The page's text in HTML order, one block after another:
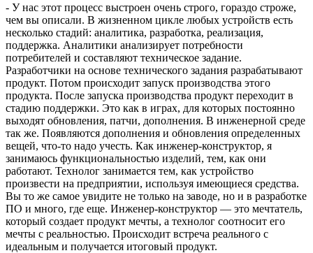
- У нас этот процесс выстроен очень строго, гораздо строже,
чем вы описали. В жизненном цикле любых устройств есть
несколько стадий: аналитика, разработка, реализация,
поддержка. Аналитики анализирует потребности
потребителей и составляют техническое задание.
Разработчики на основе технического задания разрабатывают
продукт. Потом происходит запуск производства этого
продукта. После запуска производства продукт переходит в
стадию поддержки. Это как в играх, для которых постоянно
выходят обновления, патчи, дополнения. В инженерной среде
так же. Появляются дополнения и обновления определенных
вещей, что-то надо учесть. Как инженер-конструктор, я
занимаюсь функциональностью изделий, тем, как они
работают. Технолог занимается тем, как устройство
произвести на предприятии, используя имеющиеся средства.
Вы то же самое увидите не только на заводе, но и в разработке
ПО и много, где еще. Инженер-конструктор — это мечтатель,
который создает продукт мечты, а технолог соотносит его
мечты с реальностью. Происходит встреча реального с
идеальным и получается итоговый продукт.